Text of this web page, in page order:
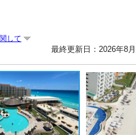
して
最終更新日：2026年8